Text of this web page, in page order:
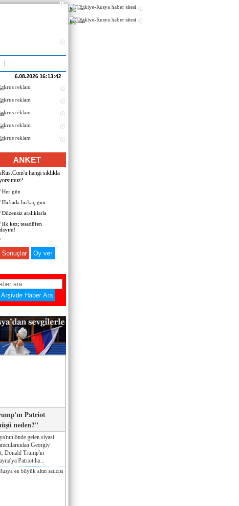
6.08.2026 16:13:42
ANKET
hangi sıklıkla
Her gün
Haftada birkaç gün
Düzensiz aralıklarla
İlk kez; tesadüfen
Sonuçlar
Patriot
neden?"
önde gelen siyasi
Georgiy
Donald Trump'ın
Patriot ha...
Реклама
Реклама